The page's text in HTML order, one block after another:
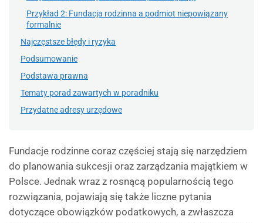
Przykład 2: Fundacja rodzinna a podmiot niepowiązany
formalnie
Najczęstsze błędy i ryzyka
Podsumowanie
Podstawa prawna
Tematy porad zawartych w poradniku
Przydatne adresy urzędowe
Fundacje rodzinne coraz częściej stają się narzędziem
do planowania sukcesji oraz zarządzania majątkiem w
Polsce. Jednak wraz z rosnącą popularnością tego
rozwiązania, pojawiają się także liczne pytania
dotyczące obowiązków podatkowych, a zwłaszcza